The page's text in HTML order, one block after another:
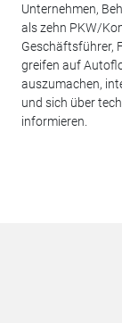
Unternehmen,
als zehn PKW/
Geschäftsführer,
greifen auf
auszumachen,
und sich über
informieren.